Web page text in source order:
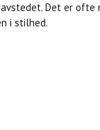
Det er
i stilhed.